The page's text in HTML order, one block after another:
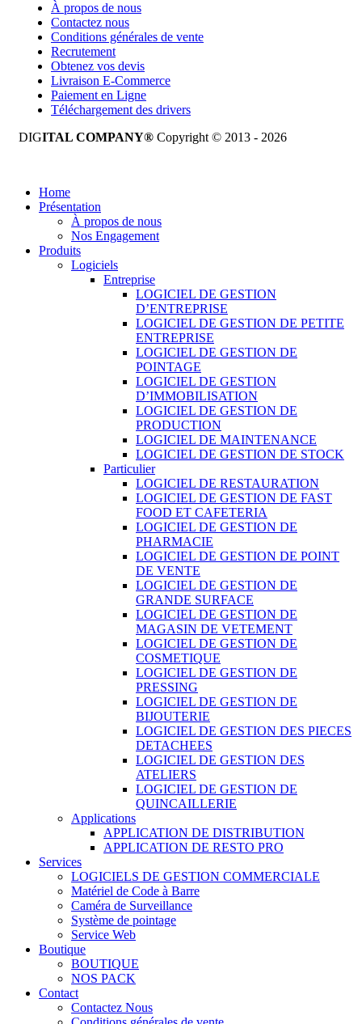
À propos de nous
Contactez nous
Conditions générales de vente
Recrutement
Obtenez vos devis
Livraison E-Commerce
Paiement en Ligne
Téléchargement des drivers
DIGITAL COMPANY® Copyright © 2013 - 2026
Home
Présentation
À propos de nous
Nos Engagement
Produits
Logiciels
Entreprise
LOGICIEL DE GESTION
D’ENTREPRISE
LOGICIEL DE GESTION DE PETITE
ENTREPRISE
LOGICIEL DE GESTION DE
POINTAGE
LOGICIEL DE GESTION
D’IMMOBILISATION
LOGICIEL DE GESTION DE
PRODUCTION
LOGICIEL DE MAINTENANCE
LOGICIEL DE GESTION DE STOCK
Particulier
LOGICIEL DE RESTAURATION
LOGICIEL DE GESTION DE FAST
FOOD ET CAFETERIA
LOGICIEL DE GESTION DE
PHARMACIE
LOGICIEL DE GESTION DE POINT
DE VENTE
LOGICIEL DE GESTION DE
GRANDE SURFACE
LOGICIEL DE GESTION DE
MAGASIN DE VETEMENT
LOGICIEL DE GESTION DE
COSMETIQUE
LOGICIEL DE GESTION DE
PRESSING
LOGICIEL DE GESTION DE
BIJOUTERIE
LOGICIEL DE GESTION DES PIECES
DETACHEES
LOGICIEL DE GESTION DES
ATELIERS
LOGICIEL DE GESTION DE
QUINCAILLERIE
Applications
APPLICATION DE DISTRIBUTION
APPLICATION DE RESTO PRO
Services
LOGICIELS DE GESTION COMMERCIALE
Matériel de Code à Barre
Caméra de Surveillance
Système de pointage
Service Web
Boutique
BOUTIQUE
NOS PACK
Contact
Contactez Nous